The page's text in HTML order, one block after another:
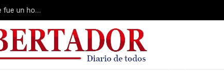
Fiscal del caso Cecilia Lazcano explicó cómo descubrieron que fue un homicidio y reveló que hubo premeditación